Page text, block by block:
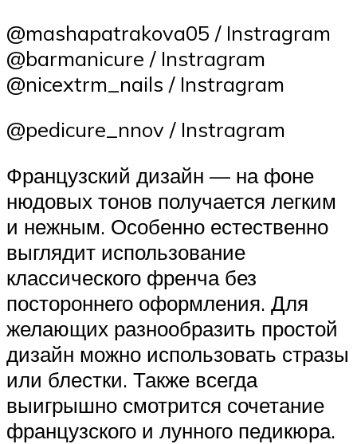
@mashapatrakova05 / Instragram
@barmanicure / Instragram
@nicextrm_nails / Instragram
@pedicure_nnov / Instragram
Французский дизайн — на фоне
нюдовых тонов получается легким
и нежным. Особенно естественно
выглядит использование
классического френча без
постороннего оформления. Для
желающих разнообразить простой
дизайн можно использовать стразы
или блестки. Также всегда
выигрышно смотрится сочетание
французского и лунного педикюра.